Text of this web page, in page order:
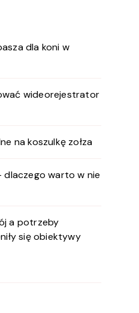
dla koni w
wideorejestrator
na koszulkę zołza
dlaczego warto w nie
a potrzeby
się obiektywy